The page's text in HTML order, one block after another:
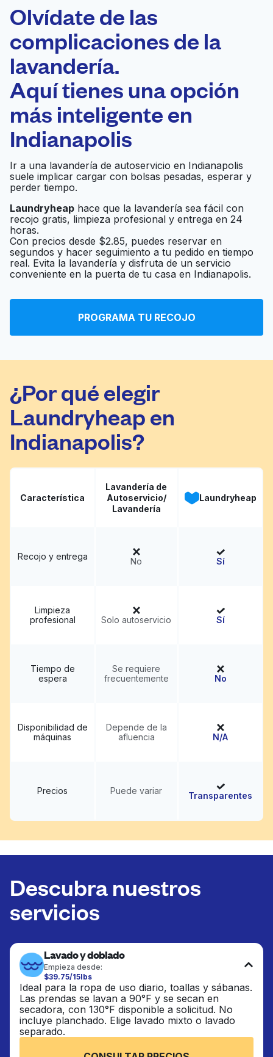
Laundryheap.com
Programa tu recogida
0 min
Recojo y entrega
casa
Abierto 24/7
Klean Restoration Ir al sitio web
Tide Cleaners Ir al sitio web
Performance Plus Ir al sitio web
Classic Cleaners Ir al sitio web
Olvídate de las
complicaciones de la
lavandería.
Aquí tienes una opción
más inteligente en
Indianapolis
Ir a una lavandería de autoservicio en Indianapolis
suele implicar cargar con bolsas pesadas, esperar y
perder tiempo.
Laundryheap hace que la lavandería sea fácil con
recojo gratis, limpieza profesional y entrega en 24
horas.
Con precios desde $2.85, puedes reservar en
segundos y hacer seguimiento a tu pedido en tiempo
real. Evita la lavandería y disfruta de un servicio
conveniente en la puerta de tu casa en Indianapolis.
PROGRAMA TU RECOJO
¿Por qué elegir
Laundryheap en
Indianapolis?
Característica
Lavandería de
Autoservicio/
Lavandería
Laundryheap
Recojo y entrega No Sí
Limpieza
profesional
Solo autoservicio Sí
Tiempo de
espera
Se requiere
frecuentemente
No
Disponibilidad de
máquinas
Depende de la
afluencia
N/A
Precios Puede variar Transparentes
Descubra nuestros
servicios
Lavado y doblado
Empieza desde:
$39.75/15lbs
Ideal para la ropa de uso diario, toallas y sábanas.
Las prendas se lavan a 90°F y se secan en
secadora, con 130°F disponible a solicitud. No
incluye planchado. Elige lavado mixto o lavado
separado.